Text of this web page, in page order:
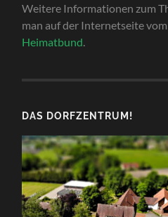
Weitere Informationen zum
man auf der Internetseite
Heimatbund
DAS DORFZENTRUM!